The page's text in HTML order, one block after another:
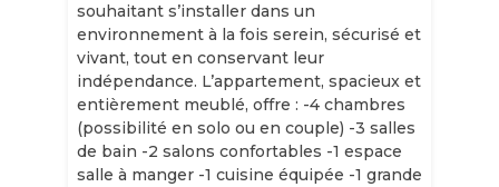
souhaitant s’installer dans un
environnement à la fois serein, sécurisé et
vivant, tout en conservant leur
indépendance. L’appartement, spacieux et
entièrement meublé, offre : -4 chambres
(possibilité en solo ou en couple) -3 salles
de bain -2 salons confortables -1 espace
salle à manger -1 cuisine équipée -1 grande